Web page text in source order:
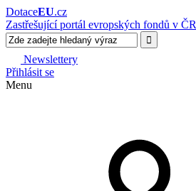
DotaceEU.cz
Zastřešující portál evropských fondů v ČR
Newslettery
Přihlásit se
Menu